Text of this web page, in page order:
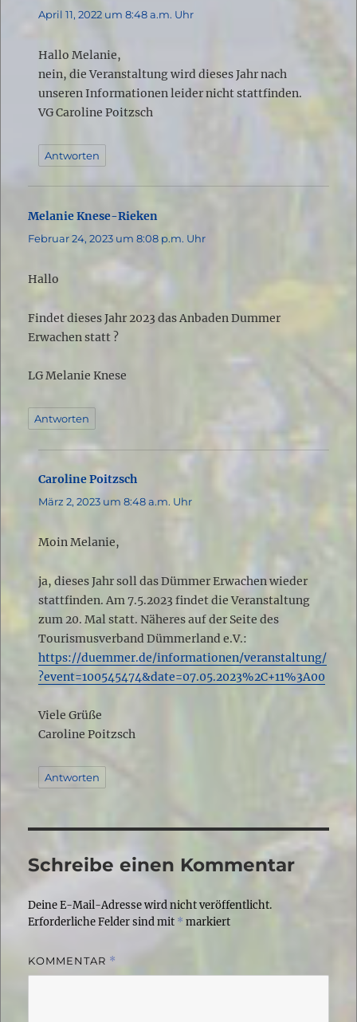
April 11, 2022 um 8:48 a.m. Uhr
Hallo Melanie,
nein, die Veranstaltung wird dieses Jahr nach
unseren Informationen leider nicht stattfinden.
VG Caroline Poitzsch
Antworten
Melanie Knese-Rieken
Februar 24, 2023 um 8:08 p.m. Uhr
Hallo
Findet dieses Jahr 2023 das Anbaden Dummer
Erwachen statt ?
LG Melanie Knese
Antworten
Caroline Poitzschsagt:
März 2, 2023 um 8:48 a.m. Uhr
Moin Melanie,
ja, dieses Jahr soll das Dümmer Erwachen wieder
stattfinden. Am 7.5.2023 findet die Veranstaltung
zum 20. Mal statt. Näheres auf der Seite des
Tourismusverband Dümmerland e.V.:
https://duemmer.de/informationen/veranstaltung/
?event=100545474&date=07.05.2023%2C+11%3A00
Viele Grüße
Caroline Poitzsch
Antworten
Schreibe einen Kommentar
Deine E-Mail-Adresse wird nicht veröffentlicht.
Erforderliche Felder sind mit * markiert
KOMMENTAR *